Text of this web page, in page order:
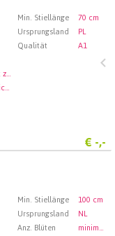
Min. Stiellänge
70 cm
Ursprungsland
PL
Qualität
A1
nicht zugewiesen
Multicolor Flower
€ -,-
Min. Stiellänge
100 cm
Ursprungsland
NL
Anz. Blüten
minimaal 100